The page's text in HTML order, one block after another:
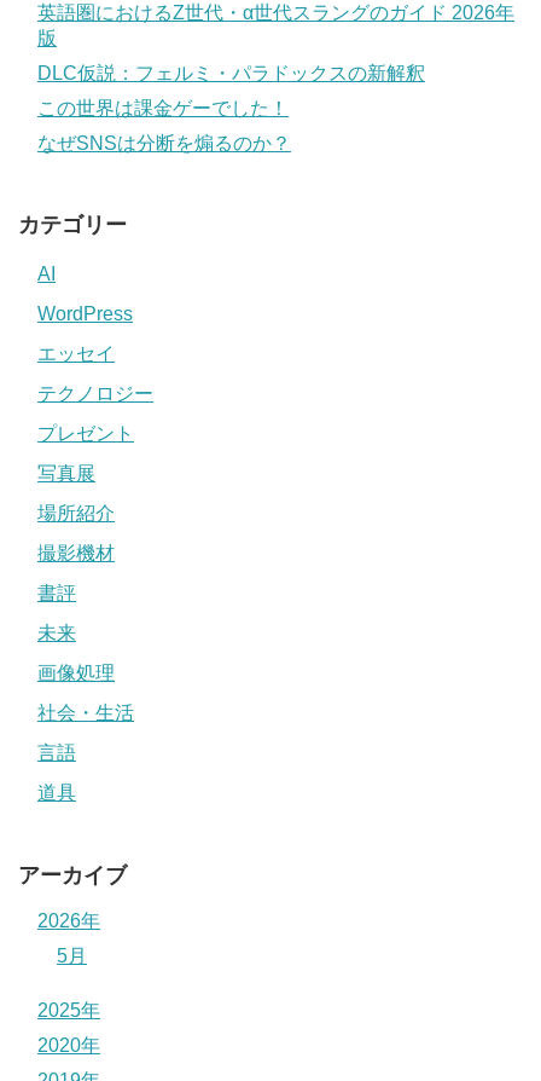
英語圏におけるZ世代・α世代スラングのガイド 2026年
版
DLC仮説：フェルミ・パラドックスの新解釈
この世界は課金ゲーでした！
なぜSNSは分断を煽るのか？
カテゴリー
AI
WordPress
エッセイ
テクノロジー
プレゼント
写真展
場所紹介
撮影機材
書評
未来
画像処理
社会・生活
言語
道具
アーカイブ
2026年
5月
2025年
2020年